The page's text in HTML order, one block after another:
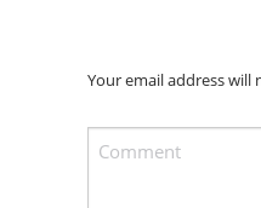
Your email address will
Comment